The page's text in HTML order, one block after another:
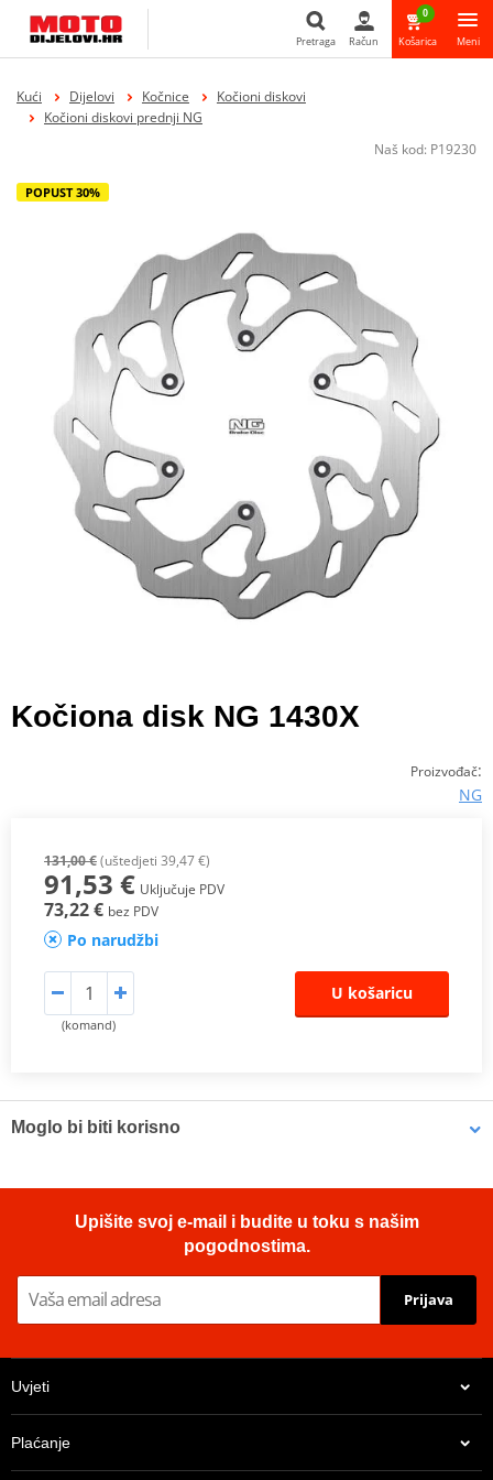
Pretraga Račun
0
Košarica Meni
Kući Dijelovi Kočnice
Kočioni diskovi
Kočioni diskovi prednji NG
Naš kod: P19230
POPUST 30%
Kočiona disk NG 1430X
Proizvođač:
NG
131,00 €(uštedjeti 39,47 €)
91,53 € Uključuje PDV
73,22 € bez PDV
Po narudžbi
(komand)
U košaricu
Moglo bi biti korisno
ml (ideal for workshops)
Upišite svoj e-mail i budite u toku s našim
pogodnostima.
Prijava
Uvjeti
Plaćanje